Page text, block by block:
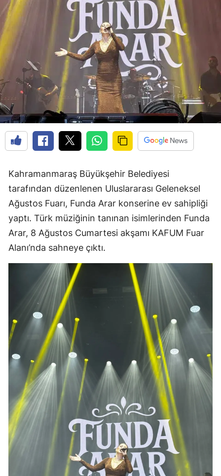
Kahramanmaraş Büyükşehir Belediyesi
tarafından düzenlenen Uluslararası Geleneksel
Ağustos Fuarı, Funda Arar konserine ev sahipliği
yaptı. Türk müziğinin tanınan isimlerinden Funda
Arar, 8 Ağustos Cumartesi akşamı KAFUM Fuar
Alanı’nda sahneye çıktı.